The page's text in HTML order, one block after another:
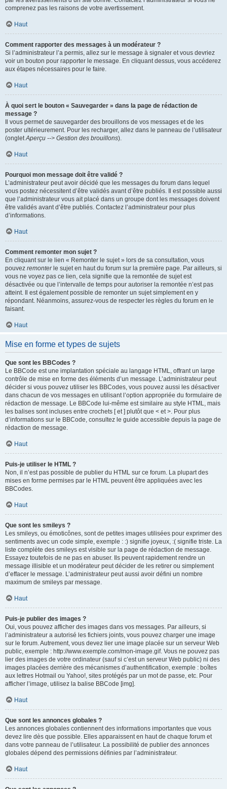
comprenez pas les raisons de votre avertissement.
Haut
Comment rapporter des messages à un modérateur ?
Si l’administrateur l’a permis, allez sur le message à signaler et vous devriez
voir un bouton pour rapporter le message. En cliquant dessus, vous accéderez
aux étapes nécessaires pour le faire.
Haut
À quoi sert le bouton « Sauvegarder » dans la page de rédaction de
message ?
Il vous permet de sauvegarder des brouillons de vos messages et de les
poster ultérieurement. Pour les recharger, allez dans le panneau de l’utilisateur
(ongletAperçu --> Gestion des brouillons).
Haut
Pourquoi mon message doit être validé ?
L’administrateur peut avoir décidé que les messages du forum dans lequel
vous postez nécessitent d’être validés avant d’être publiés. Il est possible aussi
que l’administrateur vous ait placé dans un groupe dont les messages doivent
être validés avant d’être publiés. Contactez l’administrateur pour plus
d’informations.
Haut
Comment remonter mon sujet ?
En cliquant sur le lien « Remonter le sujet » lors de sa consultation, vous
pouvez remonterle sujet en haut du forum sur la première page. Par ailleurs, si
vous ne voyez pas ce lien, cela signifie que la remontée de sujet est
désactivée ou que l’intervalle de temps pour autoriser la remontée n’est pas
atteint. Il est également possible de remonter un sujet simplement en y
répondant. Néanmoins, assurez-vous de respecter les règles du forum en le
faisant.
Haut
Mise en forme et types de sujets
Que sont les BBCodes ?
Le BBCode est une implantation spéciale au langage HTML, offrant un large
contrôle de mise en forme des éléments d’un message. L’administrateur peut
décider si vous pouvez utiliser les BBCodes, vous pouvez aussi les désactiver
dans chacun de vos messages en utilisant l’option appropriée du formulaire de
rédaction de message. Le BBCode lui-même est similaire au style HTML, mais
les balises sont incluses entre crochets [ et ] plutôt que < et >. Pour plus
d’informations sur le BBCode, consultez le guide accessible depuis la page de
rédaction de message.
Haut
Puis-je utiliser le HTML ?
Non, il n’est pas possible de publier du HTML sur ce forum. La plupart des
mises en forme permises par le HTML peuvent être appliquées avec les
BBCodes.
Haut
Que sont les smileys ?
Les smileys, ou émoticônes, sont de petites images utilisées pour exprimer des
sentiments avec un code simple, exemple : :) signifie joyeux, :( signifie triste. La
liste complète des smileys est visible sur la page de rédaction de message.
Essayez toutefois de ne pas en abuser. Ils peuvent rapidement rendre un
message illisible et un modérateur peut décider de les retirer ou simplement
d’effacer le message. L’administrateur peut aussi avoir défini un nombre
maximum de smileys par message.
Haut
Puis-je publier des images ?
Oui, vous pouvez afficher des images dans vos messages. Par ailleurs, si
l’administrateur a autorisé les fichiers joints, vous pouvez charger une image
sur le forum. Autrement, vous devez lier une image placée sur un serveur Web
public, exemple : http://www.exemple.com/mon-image.gif. Vous ne pouvez pas
lier des images de votre ordinateur (sauf si c’est un serveur Web public) ni des
images placées derrière des mécanismes d’authentification, exemple : boîtes
aux lettres Hotmail ou Yahoo!, sites protégés par un mot de passe, etc. Pour
afficher l’image, utilisez la balise BBCode [img].
Haut
Que sont les annonces globales ?
Les annonces globales contiennent des informations importantes que vous
devez lire dès que possible. Elles apparaissent en haut de chaque forum et
dans votre panneau de l’utilisateur. La possibilité de publier des annonces
globales dépend des permissions définies par l’administrateur.
Haut